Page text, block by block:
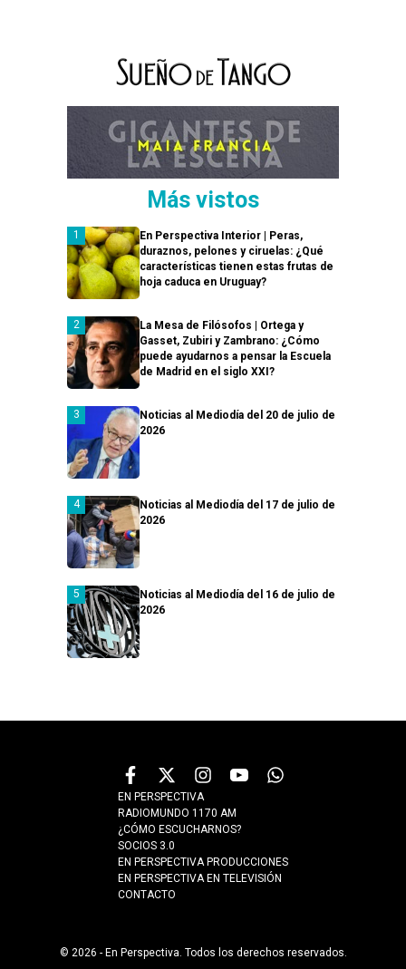
Más vistos
En Perspectiva Interior | Peras,
duraznos, pelones y ciruelas: ¿Qué
características tienen estas frutas de
hoja caduca en Uruguay?
La Mesa de Filósofos | Ortega y
Gasset, Zubiri y Zambrano: ¿Cómo
puede ayudarnos a pensar la Escuela
de Madrid en el siglo XXI?
Noticias al Mediodía del 20 de julio de
2026
Noticias al Mediodía del 17 de julio de
2026
Noticias al Mediodía del 16 de julio de
2026
EN PERSPECTIVA
RADIOMUNDO 1170 AM
¿CÓMO ESCUCHARNOS?
SOCIOS 3.0
EN PERSPECTIVA PRODUCCIONES
EN PERSPECTIVA EN TELEVISIÓN
CONTACTO
© 2026 - En Perspectiva. Todos los derechos reservados.